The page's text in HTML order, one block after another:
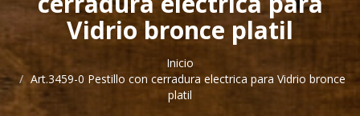
Vidrio bronce platil
Inicio
Art.3459-0 Pestillo con cerradura electrica para Vidrio bronce
platil